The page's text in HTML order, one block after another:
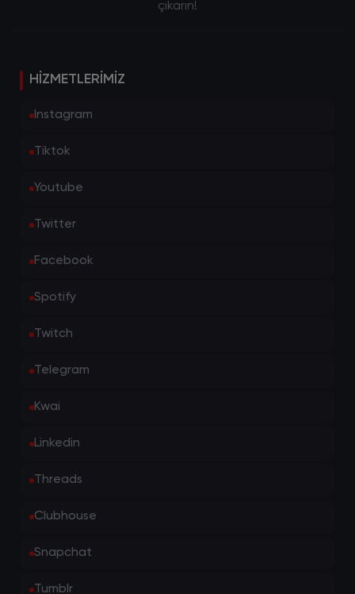
çıkarın!
HIZMETLERIMIZ
Instagram
Tiktok
Youtube
Twitter
Facebook
Spotify
Twitch
Telegram
Kwai
Linkedin
Threads
Clubhouse
Snapchat
Tumblr